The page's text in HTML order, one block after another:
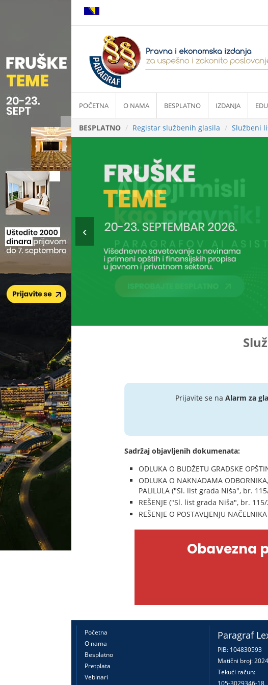
POČETNA O NAMA BESPLATNO IZDANJA
BESPLATNO Registar službenih glasila Službeni
Prijavite se na Alarm za
Sadržaj objavljenih dokumenata:
ODLUKA O BUDŽETU GRADSKE
ODLUKA O NAKNADAMA
PALILULA ("Sl. list grada Niša", br.
REŠENJE ("Sl. list grada Niša", br.
REŠENJE O POSTAVLJENJU
Obavezna
Početna
O nama
Besplatno
Pretplata
Vebinari
Paragraf
PIB: 104830593
Matični broj:
Tekući račun: